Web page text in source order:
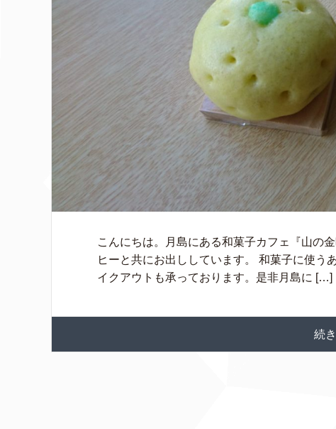
こんにちは。月島にある和菓子カフェ『山の
ヒーと共にお出ししています。 和菓子に使う
イクアウトも承っております。是非月島に […]
続